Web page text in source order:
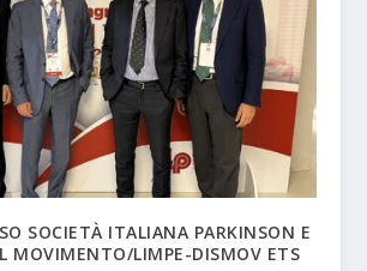
SOCIETÀ ITALIANA PARKINSON E
MOVIMENTO/LIMPE-DISMOV ETS